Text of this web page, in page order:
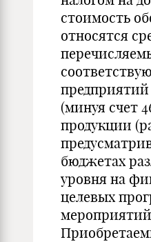
стоимость
относятся
(минуя счет
продукции
бюджетах
уровня на
целевых